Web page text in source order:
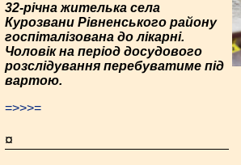
32-річна жителька села
Курозвани Рівненського району
госпіталізована до лікарні.
Чоловік на період досудового
розслідування перебуватиме під
вартою.
=>>>=
¤